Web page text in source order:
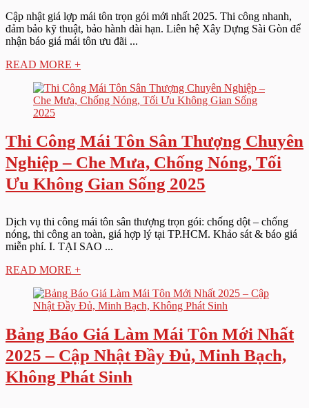
Cập nhật giá lợp mái tôn trọn gói mới nhất 2025. Thi công nhanh,
đảm bảo kỹ thuật, bảo hành dài hạn. Liên hệ Xây Dựng Sài Gòn để
nhận báo giá mái tôn ưu đãi ...
READ MORE +
Thi Công Mái Tôn Sân Thượng Chuyên
Nghiệp – Che Mưa, Chống Nóng, Tối
Ưu Không Gian Sống 2025
Dịch vụ thi công mái tôn sân thượng trọn gói: chống dột – chống
nóng, thi công an toàn, giá hợp lý tại TP.HCM. Khảo sát & báo giá
miễn phí. I. TẠI SAO ...
READ MORE +
Bảng Báo Giá Làm Mái Tôn Mới Nhất
2025 – Cập Nhật Đầy Đủ, Minh Bạch,
Không Phát Sinh